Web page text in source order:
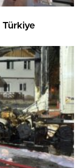
Türkiye